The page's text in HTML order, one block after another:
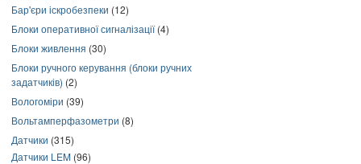
Бар'єри іскробезпеки (12)
Блоки оперативної сигналізації(4)
Блоки живлення (30)
Блоки ручного керування (блоки ручних
задатчиків) (2)
Вологоміри (39)
Вольтамперфазометри (8)
Датчики (315)
Датчики LEM (96)